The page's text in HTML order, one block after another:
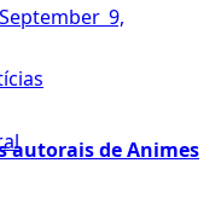
September 9,
autorais de Animes